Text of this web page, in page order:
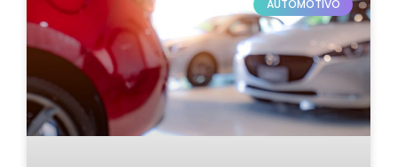
AUTOMOTIVO